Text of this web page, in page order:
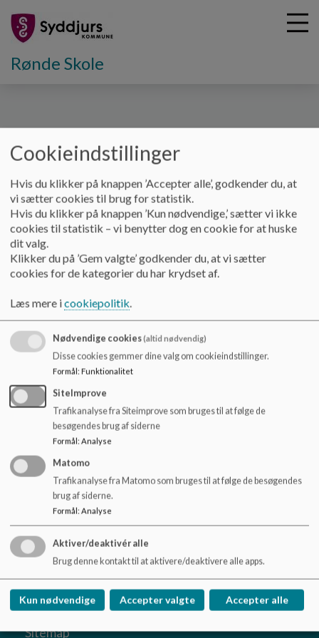
å
o
Rønde Skole
undervisningen
Fritagelse fra undervisningen
Rønde Skole
Skrejrupvej 1, 8410 Rønde
roende-skole@syddjurs.dk
87 53 50 50
EAN NR. 5798004440391
Sitemap
Cookieindstillinger
Hvis du klikker på knappen ’Accepter alle’, godkender du, at
vi sætter cookies til brug for statistik.
Hvis du klikker på knappen ’Kun nødvendige,’ sætter vi ikke
cookies til statistik – vi benytter dog en cookie for at huske
dit valg.
Klikker du på ’Gem valgte’ godkender du, at vi sætter
cookies for de kategorier du har krydset af.
Læs mere icookiepolitik.
Nødvendige cookies(altid nødvendig)
Disse cookies gemmer dine valg om cookieindstillinger.
Formål: Funktionalitet
SiteImprove
Trafikanalyse fra Siteimprove som bruges til at følge de
besøgendes brug af siderne
Formål: Analyse
Matomo
Trafikanalyse fra Matomo som bruges til at følge de besøgendes
brug af siderne.
Formål: Analyse
Aktiver/deaktivér alle
Brug denne kontakt til at aktivere/deaktivere alle apps.
Kun nødvendige Accepter valgte Accepter alle